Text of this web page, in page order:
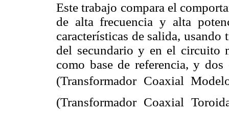
Este trabajo compara el
de alta frecuencia y alta
características de salida,
del secundario y en el circuito
como base de referencia, y
(Transformador Coaxial
(Transformador Coaxial